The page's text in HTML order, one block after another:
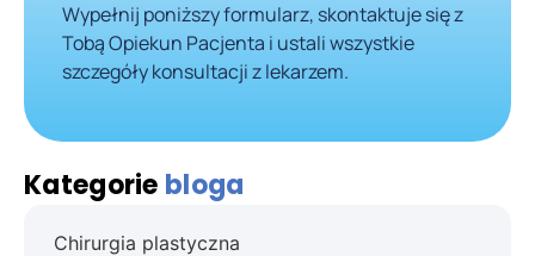
Wypełnij poniższy formularz, skontaktuje się z
Tobą Opiekun Pacjenta i ustali wszystkie
szczegóły konsultacji z lekarzem.
Kategorie bloga
Chirurgia plastyczna